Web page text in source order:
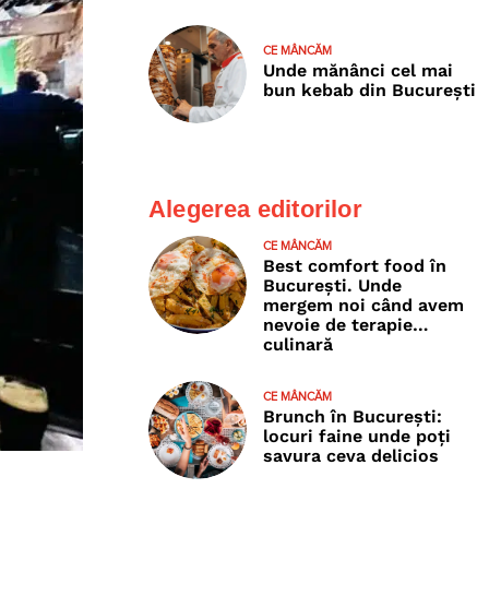
CE MÂNCĂM
Unde mănânci cel mai
bun kebab din București
Alegerea editorilor
CE MÂNCĂM
Best comfort food în
București. Unde
mergem noi când avem
nevoie de terapie…
culinară
CE MÂNCĂM
Brunch în București:
locuri faine unde poţi
savura ceva delicios